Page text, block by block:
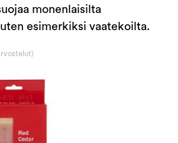
monenlaisilta
esimerkiksi vaatekoilta.